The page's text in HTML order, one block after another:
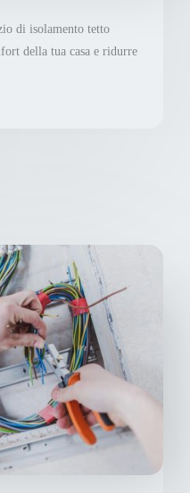
di isolamento tetto
della tua casa e ridurre